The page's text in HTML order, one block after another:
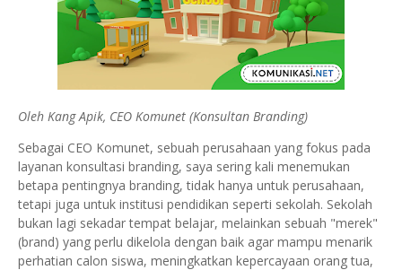
Oleh Kang Apik, CEO Komunet (Konsultan Branding)
Sebagai CEO Komunet, sebuah perusahaan yang fokus pada
layanan konsultasi branding, saya sering kali menemukan
betapa pentingnya branding, tidak hanya untuk perusahaan,
tetapi juga untuk institusi pendidikan seperti sekolah. Sekolah
bukan lagi sekadar tempat belajar, melainkan sebuah "merek"
(brand) yang perlu dikelola dengan baik agar mampu menarik
perhatian calon siswa, meningkatkan kepercayaan orang tua,